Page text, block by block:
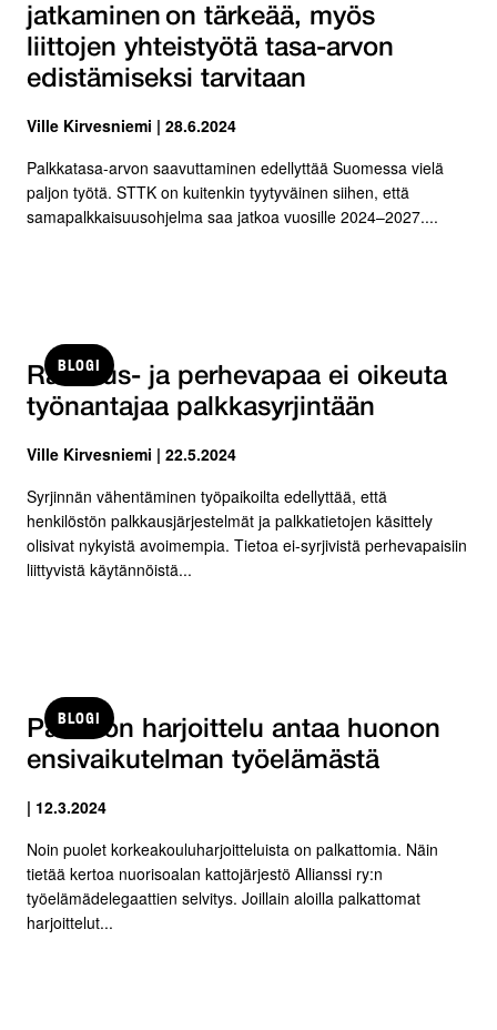
jatkaminen on tärkeää, myös
liittojen yhteistyötä tasa-arvon
edistämiseksi tarvitaan
Ville Kirvesniemi | 28.6.2024
Palkkatasa-arvon saavuttaminen edellyttää Suomessa vielä
paljon työtä. STTK on kuitenkin tyytyväinen siihen, että
samapalkkaisuusohjelma saa jatkoa vuosille 2024–2027....
BLOGI
Raskaus- ja perhevapaa ei oikeuta
työnantajaa palkkasyrjintään
Ville Kirvesniemi | 22.5.2024
Syrjinnän vähentäminen työpaikoilta edellyttää, että
henkilöstön palkkausjärjestelmät ja palkkatietojen käsittely
olisivat nykyistä avoimempia. Tietoa ei-syrjivistä perhevapaisiin
liittyvistä käytännöistä...
BLOGI
Palkaton harjoittelu antaa huonon
ensivaikutelman työelämästä
| 12.3.2024
Noin puolet korkeakouluharjoitteluista on palkattomia. Näin
tietää kertoa nuorisoalan kattojärjestö Allianssi ry:n
työelämädelegaattien selvitys. Joillain aloilla palkattomat
harjoittelut...